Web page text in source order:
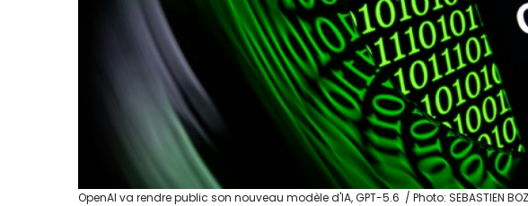
OpenAI va rendre public son nouveau modèle d'IA, GPT-5.6 / Photo: SEBASTIEN